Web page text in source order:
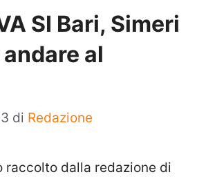
SI Bari, Simeri
al
di Redazione
raccolto dalla redazione di